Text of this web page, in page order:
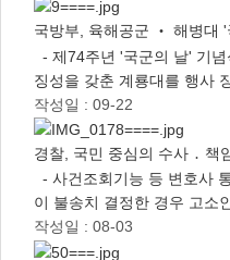
국방부, 육해공군 ‧ 해병대
- 제74주년 '국군의 날' 기
징성을 갖춘 계룡대를 행사
작성일 : 09-22
경찰, 국민 중심의 수사 ․
- 사건조회기능 등 변호사
이 불송치 결정한 경우 고소
작성일 : 08-03